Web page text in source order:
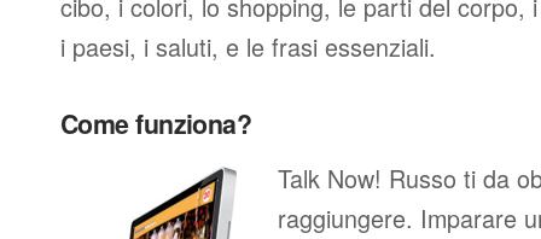
i paesi, i saluti, e le frasi essenziali.
Come funziona?
Talk Now! Russo ti da
raggiungere. Imparare